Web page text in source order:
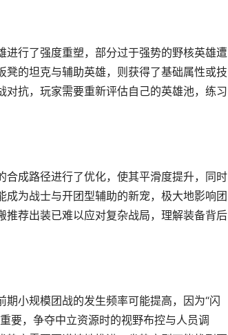
行了强度重塑，部分过于强势的野核英雄遭
的坦克与辅助英雄，则获得了基础属性或技
抗，玩家需要重新评估自己的英雄池，练习
成路径进行了优化，使其平滑度提升，同时
为战士与开团型辅助的新宠，极大地影响团
荐出装已难以应对复杂战局，理解装备背后
小规模团战的发生频率可能提高，因为“闪
要，争夺中立资源时的视野布控与人员调